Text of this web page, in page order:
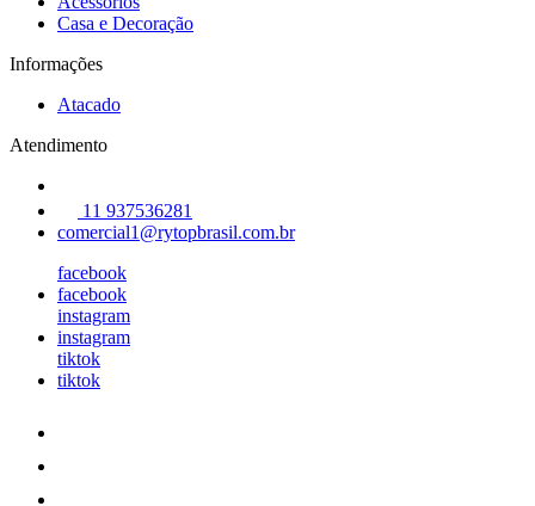
Casa e Decoração
Informações
Atacado
Atendimento
11 937536281
comercial1@rytopbrasil.com.br
facebook
facebook
instagram
instagram
tiktok
tiktok